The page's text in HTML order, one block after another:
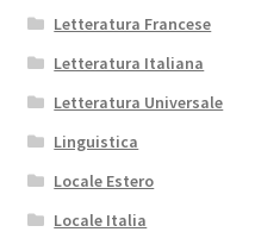
Letteratura Francese
Letteratura Italiana
Letteratura Universale
Linguistica
Locale Estero
Locale Italia